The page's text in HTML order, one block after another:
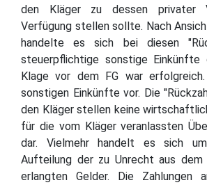
den Kläger zu dessen privater
Verfügung stellen sollte. Nach
handelte es sich bei diesen
steuerpflichtige sonstige Einkünfte
Klage vor dem FG war
sonstigen Einkünfte vor. Die
den Kläger stellen keine
für die vom Kläger veranlassten
dar. Vielmehr handelt es sich
Aufteilung der zu Unrecht aus dem
erlangten Gelder. Die Zahlungen